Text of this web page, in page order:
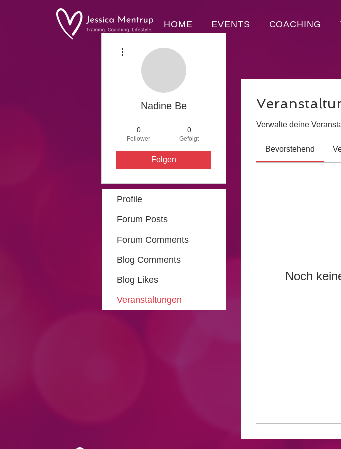
HOME EVENTS COACHING
Verwalte deine
Bevorstehend
Noch
Nadine Be
0
Follower
0
Gefolgt
Folgen
Profile
Forum Posts
Forum Comments
Blog Comments
Blog Likes
Veranstaltungen